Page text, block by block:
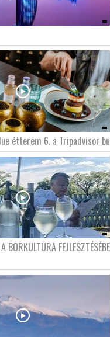
étterem 6. a Tripadvisor
BORKULTÚRA